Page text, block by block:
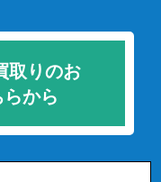
取りのお
から